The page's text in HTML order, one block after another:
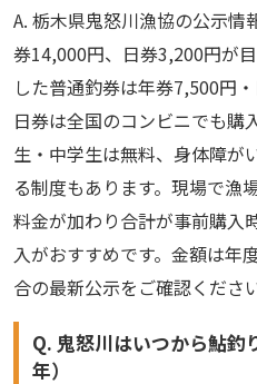
A. 栃木県鬼怒川漁協の公示情
券14,000円、日券3,200円が
した普通釣券は年券7,500円
日券は全国のコンビニでも購
生・中学生は無料、身体障が
る制度もあります。現場で漁
料金が加わり合計が事前購入
入がおすすめです。金額は年
合の最新公示をご確認ください
Q. 鬼怒川はいつから鮎
年）